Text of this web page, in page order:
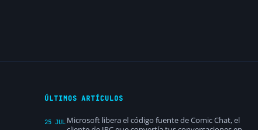
ÚLTIMOS ARTÍCULOS
25 JUL Microsoft libera el código fuente de Comic Chat, el